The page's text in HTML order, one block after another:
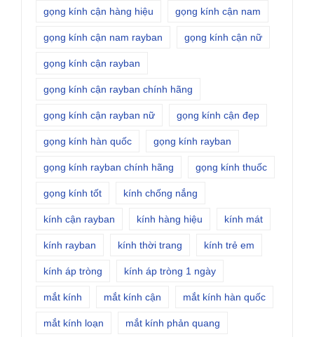
gọng kính cận hàng hiệu gọng kính cận nam
gọng kính cận nam rayban gọng kính cận nữ
gọng kính cận rayban
gọng kính cận rayban chính hãng
gọng kính cận rayban nữ gọng kính cận đẹp
gọng kính hàn quốc gọng kính rayban
gọng kính rayban chính hãng gọng kính thuốc
gọng kính tốt kính chống nắng
kính cận rayban kính hàng hiệu kính mát
kính rayban kính thời trang kính trẻ em
kính áp tròng kính áp tròng 1 ngày
mắt kính mắt kính cận mắt kính hàn quốc
mắt kính loạn mắt kính phản quang